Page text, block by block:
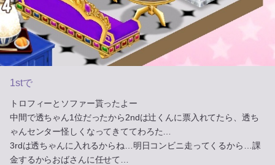
1stで
トロフィーとソファー貰ったよー
中間で透ちゃん1位だったから2ndは辻くんに票入れてたら、透ち
ゃんセンター怪しくなってきててわろた…
3rdは透ちゃんに入れるからね…明日コンビニ走ってくるから…課
金するからおばさんに任せて…